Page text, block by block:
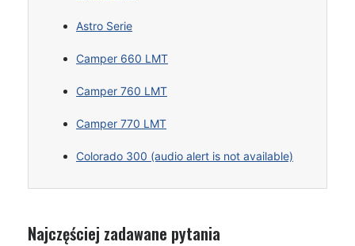
Astro Serie
Camper 660 LMT
Camper 760 LMT
Camper 770 LMT
Colorado 300 (audio alert is not available)
Najczęściej zadawane pytania